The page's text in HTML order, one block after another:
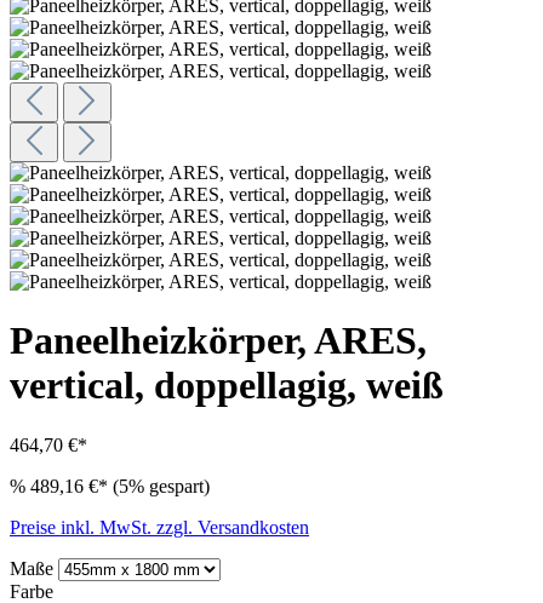
Paneelheizkörper, ARES,
vertical, doppellagig, weiß
464,70 €*
% 489,16 €* (5% gespart)
Preise inkl. MwSt. zzgl. Versandkosten
Maße
Farbe